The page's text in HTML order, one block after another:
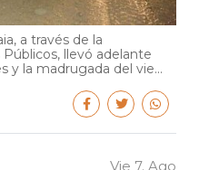
a través de la
llevó adelante
y la madrugada del vie...
Vie 7. Ago